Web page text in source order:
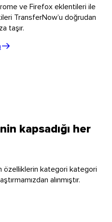
ve Firefox eklentileri ile
TransferNow’u doğrudan
taşır.
kapsadığı her
özelliklerin kategori kategori
alınmıştır.